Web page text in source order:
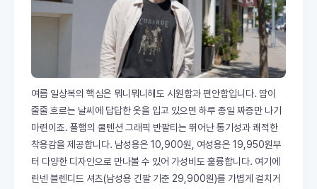
여름 일상복의 핵심은 뭐니뭐니해도 시원함과 편안함입니다. 땀이
줄줄 흐르는 날씨에 답답한 옷을 입고 있으면 하루 종일 짜증만 나기
마련이죠. 폴햄의 쿨텐션 그래픽 반팔티는 뛰어난 통기성과 쾌적한
착용감을 제공합니다. 남성용은 10,900원, 여성용은 19,950원부
터 다양한 디자인으로 만나볼 수 있어 가성비도 훌륭합니다. 여기에
린넨 블렌디드 셔츠(남성용 긴팔 기준 29,900원)를 가볍게 걸치거